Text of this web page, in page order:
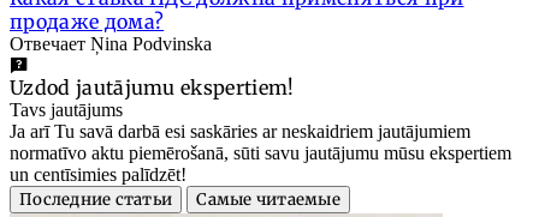
продаже дома?
Отвечает Ņina Podvinska
Uzdod jautājumu ekspertiem!
Tavs jautājums
Ja arī Tu savā darbā esi saskāries ar neskaidriem jautājumiem
normatīvo aktu piemērošanā, sūti savu jautājumu mūsu ekspertiem
un centīsimies palīdzēt!
Последние статьи
Самые читаемые